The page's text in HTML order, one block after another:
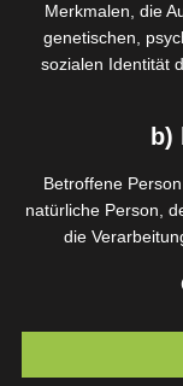
Bikinizone
Enthaarung
Merkmalen, die
genetischen,
sozialen Identität
b)
Betroffene
natürliche Person,
die
Verarbeitung ist
Verfahren